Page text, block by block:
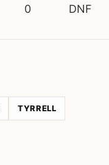
0 DNF
TYRRELL